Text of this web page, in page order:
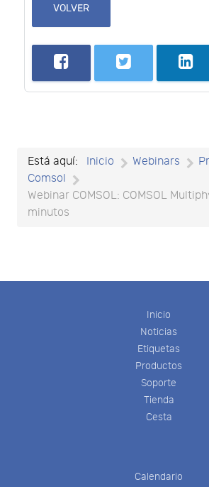
VOLVER
Está aquí: Inicio Webinars
Comsol
Webinar COMSOL: COMSOL
minutos
Inicio
Noticias
Etiquetas
Productos
Soporte
Tienda
Cesta
Calendario